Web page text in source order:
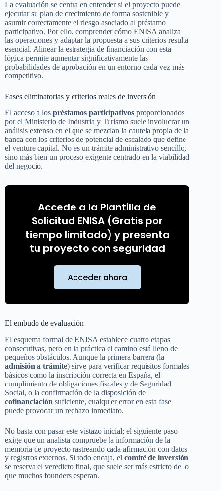
La evaluación se centra en entender si el proyecto puede
ejecutar su plan de crecimiento de forma sostenible y
asumir correctamente el riesgo asociado al préstamo
participativo. Por ello, comprender cómo ENISA analiza
las operaciones y adaptar la propuesta a sus criterios resulta
esencial. Alinear la estrategia de financiación con esta
lógica permite aumentar significativamente las
probabilidades de aprobación en un entorno cada vez más
competitivo.
Fases eliminatorias y criterios reales de inversión
El acceso a los préstamos participativos proporcionados
por el Ministerio de Industria y Turismo suele involucrar un
análisis extenso en el que se mezclan la cautela propia de la
banca con los criterios de potencial de escalado que define
el venture capital. No es un trámite administrativo sencillo,
sino más bien un proceso exigente centrado en la viabilidad
del negocio.
Accede a la Plantilla de
Solicitud ENISA (Gratis por
tiempo limitado) y presenta
tu proyecto con seguridad
Acceder ahora
El embudo de evaluación
El esquema formal de ENISA establece cuatro etapas
consecutivas, pero en la práctica el camino está lleno de
pequeños obstáculos. Aunque la primera barrera (la
admisión a trámite) sirve para verificar requisitos formales
básicos como la inscripción correcta en España, el
cumplimiento de obligaciones fiscales y de Seguridad
Social, o la confirmación de la disposición de
cofinanciación suficiente, cualquier error en esta fase
puede provocar un rechazo inmediato.
No basta con pasar este vistazo inicial; el siguiente paso
exige que un analista compruebe la información de la
memoria de proyecto rastreando cada afirmación con datos
y registros externos. Si todo encaja, el comité de inversión
se reserva el veredicto final, que suele ser más estricto de lo
que muchos founders esperan.